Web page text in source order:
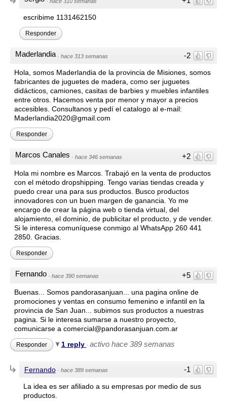
escribime 1131462150
Responder
-2
Maderlandia · hace 313 semanas
Hola, somos Maderlandia de la provincia de Misiones, somos
fabricantes de juguetes de madera, como ser juguetes
didácticos, camiones, casitas de barbies y muebles infantiles
entre otros. Hacemos venta por menor y mayor a precios
accesibles. Consultanos y pedí el catalogo al e-mail:
Maderlandia2020@gmail.com
Responder
+2
Marcos Canales · hace 346 semanas
Hola mi nombre es Marcos. Trabajó en la venta de productos
con el método dropshipping. Tengo varias tiendas creada y
puedo crear una para sus productos. Busco productos
innovadores con un buen margen de ganancia. Yo me
encargo de crear la página web o tienda virtual, del
alojamiento, el dominio, de publicitar el producto, y de vender.
Si le interesa comuníquese conmigo al WhatsApp 260 441
2850. Gracias.
Responder
+5
Fernando · hace 390 semanas
Buenas... Somos pandorasanjuan... una pagina online de
promociones y ventas en consumo femenino e infantil en la
provincia de San Juan... subimos sus productos a nuestras
pagina. Si le interesa sumarse a nuestro proyecto,
comunicarse a comercial@pandorasanjuan.com.ar
Responder 1 reply · activo hace 389 semanas
-1
Fernando · hace 389 semanas
La idea es ser afiliado a su empresas por medio de sus
productos.